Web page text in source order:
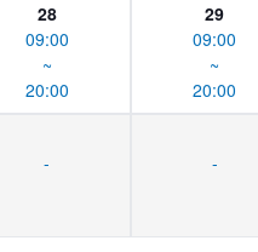
28
09:00
~
20:00
29
09:00
~
20:00
- -